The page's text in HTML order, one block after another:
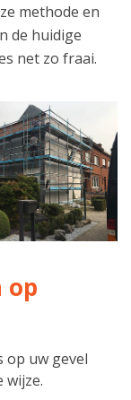
methode en
de huidige
net zo fraai.
op
op uw gevel
wijze.